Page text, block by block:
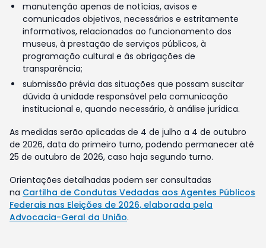
manutenção apenas de notícias, avisos e
comunicados objetivos, necessários e estritamente
informativos, relacionados ao funcionamento dos
museus, à prestação de serviços públicos, à
programação cultural e às obrigações de
transparência;
submissão prévia das situações que possam suscitar
dúvida à unidade responsável pela comunicação
institucional e, quando necessário, à análise jurídica.
As medidas serão aplicadas de 4 de julho a 4 de outubro
de 2026, data do primeiro turno, podendo permanecer até
25 de outubro de 2026, caso haja segundo turno.
Orientações detalhadas podem ser consultadas
na Cartilha de Condutas Vedadas aos Agentes Públicos
Federais nas Eleições de 2026, elaborada pela
Advocacia-Geral da União.